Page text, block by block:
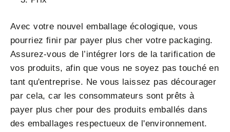
Avec votre nouvel emballage écologique, vous
pourriez finir par payer plus cher votre packaging.
Assurez-vous de l’intégrer lors de la tarification de
vos produits, afin que vous ne soyez pas touché en
tant qu'entreprise. Ne vous laissez pas décourager
par cela, car les consommateurs sont prêts à
payer plus cher pour des produits emballés dans
des emballages respectueux de l'environnement.